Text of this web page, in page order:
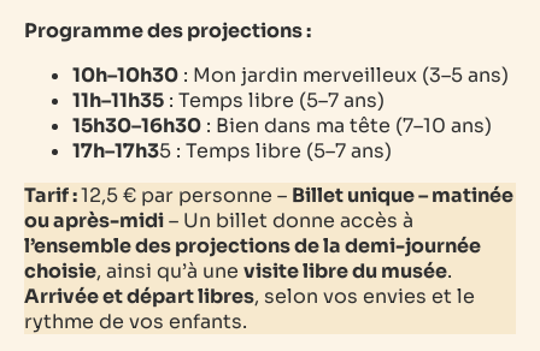
Programme des projections :
10h–10h30 : Mon jardin merveilleux (3–5 ans)
11h–11h35 : Temps libre (5–7 ans)
15h30–16h30 : Bien dans ma tête (7–10 ans)
17h–17h35 : Temps libre (5–7 ans)
Tarif :12,5 € par personne – Billet unique – matinée
ou après-midi– Un billet donne accès à
l’ensemble des projections de la demi-journée
choisie, ainsi qu’à une visite libre du musée.
Arrivée et départ libres, selon vos envies et le
rythme de vos enfants.